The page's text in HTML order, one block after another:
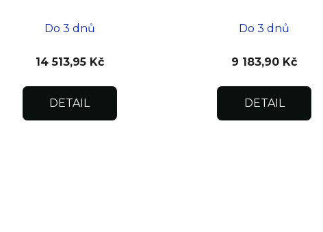
Do 3 dnů
14 513,95 Kč
DETAIL
Do 3 dnů
9 183,90 Kč
DETAIL